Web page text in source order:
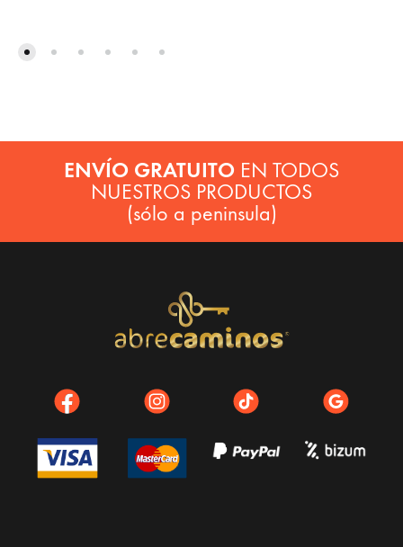
ENVÍO GRATUITO EN TODOS
NUESTROS PRODUCTOS
(sólo a peninsula)